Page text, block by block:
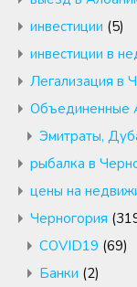
инвестиции (5)
инвестиции в
Легализация в
Объединенные
Эмитраты,
рыбалка в
цены на
Черногория
COVID19 (69)
Банки (2)